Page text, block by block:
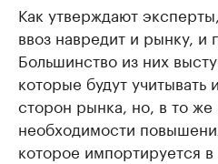
Как утверждают
ввоз навредит и рынку, и
Большинство из них
которые будут учитывать
сторон рынка, но, в то
необходимости
которое импортируется